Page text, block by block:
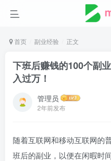
首页 副业经验 正文
下班后赚钱的100个副
入过万！
管理员
2年前发布
随着互联网和移动互联网的
班后的副业，以便在闲暇时